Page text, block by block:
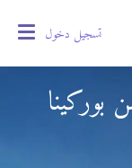
تسجيل دخول
بوركينا